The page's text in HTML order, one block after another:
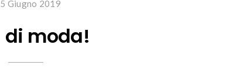
Giugno 2019
di moda!